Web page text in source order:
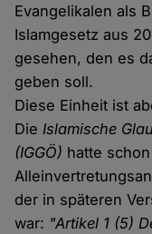
Evangelikalen als
Islamgesetz aus
gesehen, den es
geben soll.
Diese Einheit ist
DieIslamische
(IGGÖ) hatte
der in späteren
war: "Artikel 1 (5)